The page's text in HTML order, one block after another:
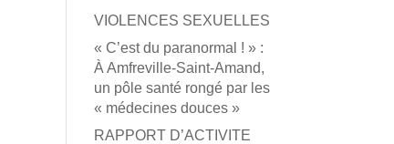
VIOLENCES SEXUELLES
« C’est du paranormal ! » :
À Amfreville-Saint-Amand,
un pôle santé rongé par les
« médecines douces »
RAPPORT D’ACTIVITE